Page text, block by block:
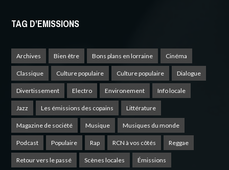
TAG D’EMISSIONS
Archives Bien être Bons plans en lorraine Cinéma
Classique Culture populaire Culture populaire Dialogue
Divertissement Electro Environement Info locale
Jazz Les émissions des copains Littérature
Magazine de société Musique Musiques du monde
Podcast Populaire Rap RCN à vos côtés Reggae
Retour vers le passé Scènes locales Émissions